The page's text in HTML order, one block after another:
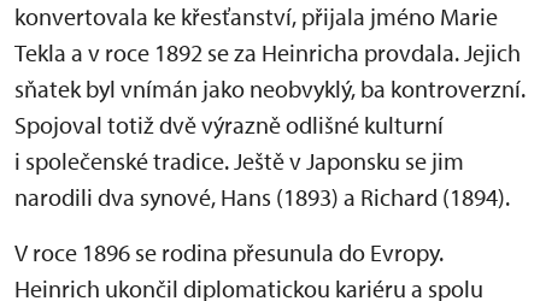
konvertovala ke křesťanství, přijala jméno Marie
Tekla a v roce 1892 se za Heinricha provdala. Jejich
sňatek byl vnímán jako neobvyklý, ba kontroverzní.
Spojoval totiž dvě výrazně odlišné kulturní
i společenské tradice. Ještě v Japonsku se jim
narodili dva synové, Hans (1893) a Richard (1894).
V roce 1896 se rodina přesunula do Evropy.
Heinrich ukončil diplomatickou kariéru a spolu